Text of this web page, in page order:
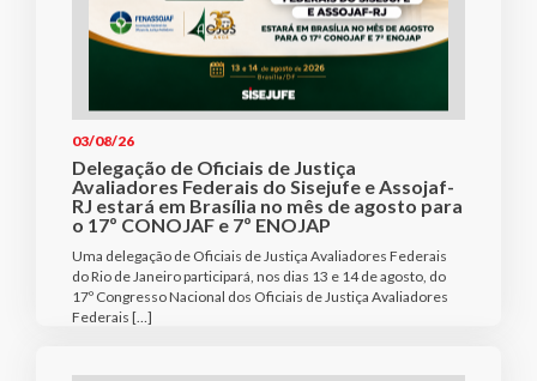
03/08/26
Delegação de Oficiais de Justiça
Avaliadores Federais do Sisejufe e Assojaf-
RJ estará em Brasília no mês de agosto para
o 17º CONOJAF e 7º ENOJAP
Uma delegação de Oficiais de Justiça Avaliadores Federais
do Rio de Janeiro participará, nos dias 13 e 14 de agosto, do
17º Congresso Nacional dos Oficiais de Justiça Avaliadores
Federais […]